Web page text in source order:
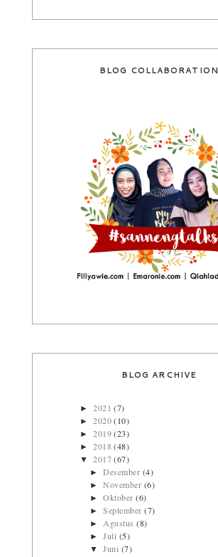
BLOG COLLABORATION
BLOG ARCHIVE
►2021(7)
►2020(10)
►2019(23)
►2018(48)
▼2017(67)
►Desember (4)
►November (6)
►Oktober(6)
►September(7)
►Agustus(8)
►Juli (5)
▼Juni (7)